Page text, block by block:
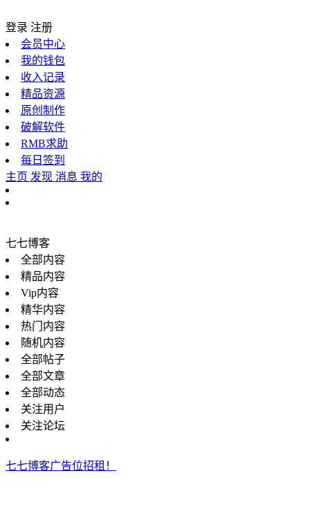
登录 注册
会员中心
我的钱包
收入记录
精品资源
原创制作
破解软件
RMB求助
每日签到
主页 发现 消息 我的
七七博客
全部内容
精品内容
Vip内容
精华内容
热门内容
随机内容
全部帖子
全部文章
全部动态
关注用户
关注论坛
七七博客广告位招租！